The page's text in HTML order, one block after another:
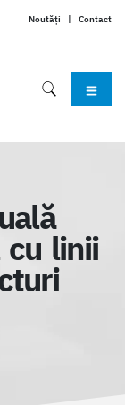
Noutăți | Contact
linii